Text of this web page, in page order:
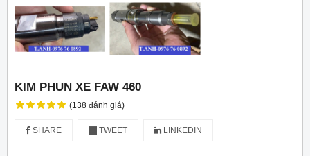
KIM PHUN XE FAW 460
(138 đánh giá)
SHARE TWEET LINKEDIN